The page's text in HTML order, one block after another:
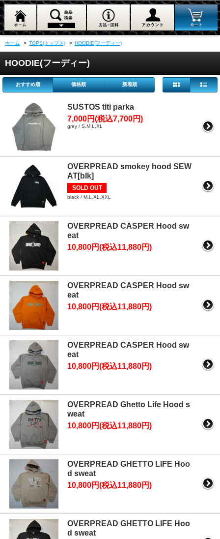
ホーム > TOPS(トップス) > HOODIE(フーディー)
HOODIE(フーディー)
おすすめ順 価格順 新着順
SUSTOS titi parka
7,000円(税込7,700円)
grey / S,M,L,XL
OVERPREAD smokey hood SEW
AT[blk]
SOLD OUT
black / M.L.XL.XXL
OVERPREAD CASPER Hood sw
eat
10,800円(税込11,880円)
OVERPREAD CASPER Hood sw
eat
10,800円(税込11,880円)
OVERPREAD CASPER Hood sw
eat
10,800円(税込11,880円)
OVERPREAD Ghetto Life Hood s
weat
10,800円(税込11,880円)
OVERPREAD GHETTO LIFE Hoo
d sweat
10,800円(税込11,880円)
OVERPREAD GHETTO LIFE Hoo
d sweat